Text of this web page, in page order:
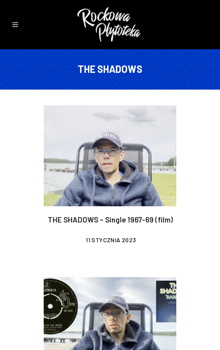
THE SHADOWS
THE SHADOWS – Single 1967-69 (film)
11 STYCZNIA 2023